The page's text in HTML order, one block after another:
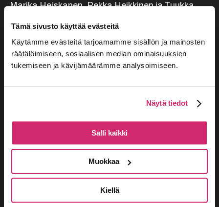
Tämä sivusto käyttää evästeitä
Käytämme evästeitä tarjoamamme sisällön ja mainosten
räätälöimiseen, sosiaalisen median ominaisuuksien
tukemiseen ja kävijämäärämme analysoimiseen.
Näytä tiedot
Salli kaikki
Muokkaa
Kiellä
Marika Heiskanen, Pekka Heikkinen ja Tuukka
LUE LISÄÄ OHJELMISTOSIVUILLA >
Ensi-ilta: 15.3.2022
Esitykset: 19.3.-7.5.2022